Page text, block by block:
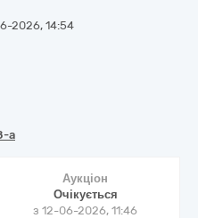
2026, 14:54
a
Аукціон
Очікується
з12-06-2026, 11:46